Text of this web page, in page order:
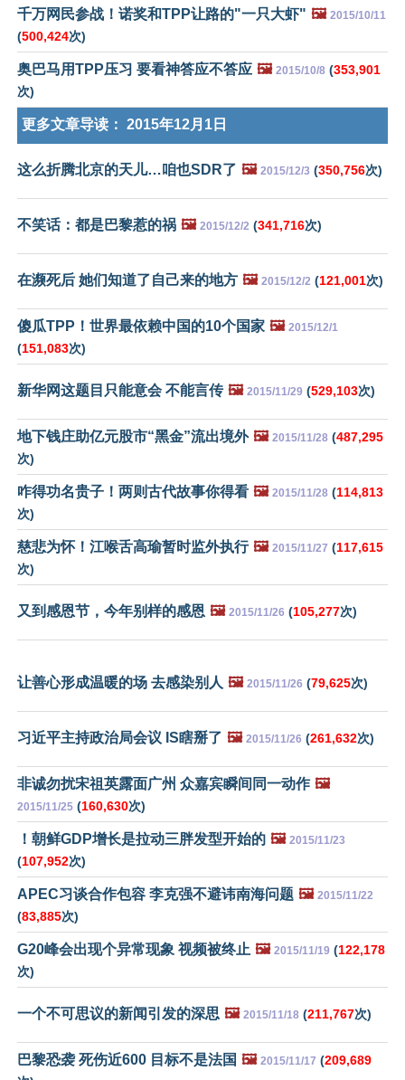
千万网民参战！诺奖和TPP让路的"一只大虾" 🖼️ 2015/10/11
(500,424次)
奥巴马用TPP压习 要看神答应不答应 🖼️ 2015/10/8 (353,901
次)
更多文章导读： 2015年12月1日
这么折腾北京的天儿…咱也SDR了 🖼️ 2015/12/3 (350,756次)
不笑话：都是巴黎惹的祸 🖼️ 2015/12/2 (341,716次)
在濒死后 她们知道了自己来的地方 🖼️ 2015/12/2 (121,001次)
傻瓜TPP！世界最依赖中国的10个国家 🖼️ 2015/12/1
(151,083次)
新华网这题目只能意会 不能言传 🖼️ 2015/11/29 (529,103次)
地下钱庄助亿元股市“黑金”流出境外 🖼️ 2015/11/28 (487,295
次)
咋得功名贵子！两则古代故事你得看 🖼️ 2015/11/28 (114,813
次)
慈悲为怀！江喉舌高瑜暂时监外执行 🖼️ 2015/11/27 (117,615
次)
又到感恩节，今年别样的感恩 🖼️ 2015/11/26 (105,277次)
让善心形成温暖的场 去感染别人 🖼️ 2015/11/26 (79,625次)
习近平主持政治局会议 IS瞎掰了 🖼️ 2015/11/26 (261,632次)
非诚勿扰宋祖英露面广州 众嘉宾瞬间同一动作 🖼️
2015/11/25 (160,630次)
！朝鲜GDP增长是拉动三胖发型开始的 🖼️ 2015/11/23
(107,952次)
APEC习谈合作包容 李克强不避讳南海问题 🖼️ 2015/11/22
(83,885次)
G20峰会出现个异常现象 视频被终止 🖼️ 2015/11/19 (122,178
次)
一个不可思议的新闻引发的深思 🖼️ 2015/11/18 (211,767次)
巴黎恐袭 死伤近600 目标不是法国 🖼️ 2015/11/17 (209,689